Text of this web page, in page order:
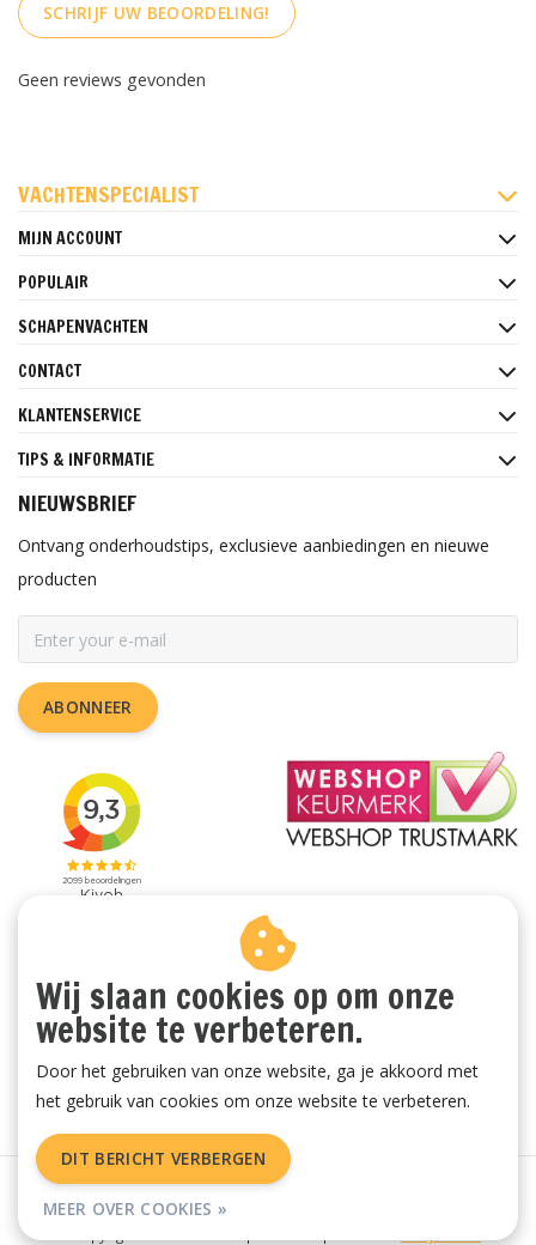
SCHRIJF UW BEOORDELING!
Geen reviews gevonden
VACHTENSPECIALIST
MIJN ACCOUNT
POPULAIR
SCHAPENVACHTEN
CONTACT
KLANTENSERVICE
TIPS & INFORMATIE
NIEUWSBRIEF
Ontvang onderhoudstips, exclusieve aanbiedingen en nieuwe
producten
ABONNEER
Algemene voorwaarden | Privacy Policy
Wij slaan cookies op om onze
website te verbeteren.
Door het gebruiken van onze website, ga je akkoord met
het gebruik van cookies om onze website te verbeteren.
DIT BERICHT VERBERGEN
MEER OVER COOKIES »